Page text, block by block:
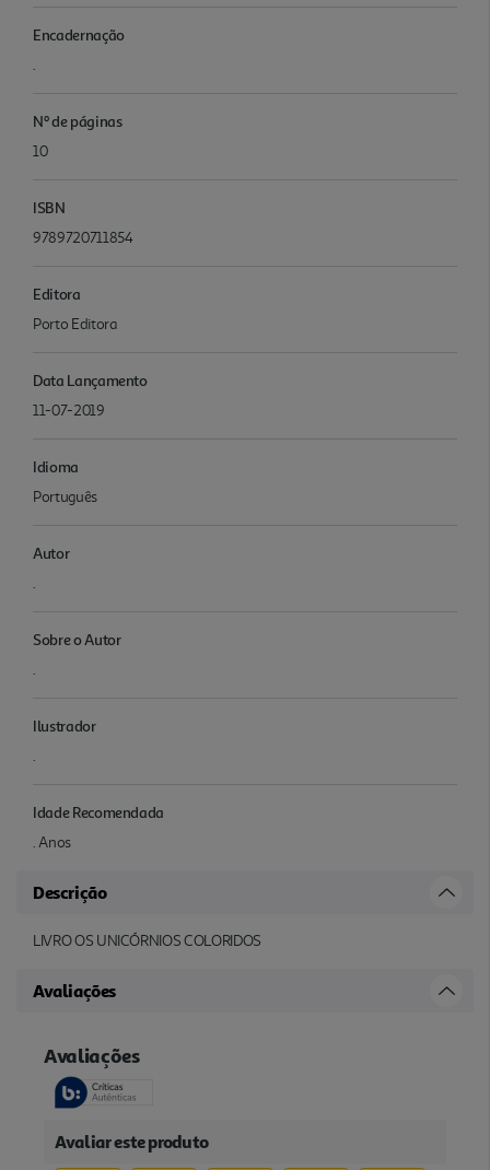
Encadernação
.
Nº de páginas
10
ISBN
9789720711854
Editora
Porto Editora
Data Lançamento
11-07-2019
Idioma
Português
Autor
.
Sobre o Autor
.
Ilustrador
.
Idade Recomendada
. Anos
Descrição
LIVRO OS UNICÓRNIOS COLORIDOS
Avaliações